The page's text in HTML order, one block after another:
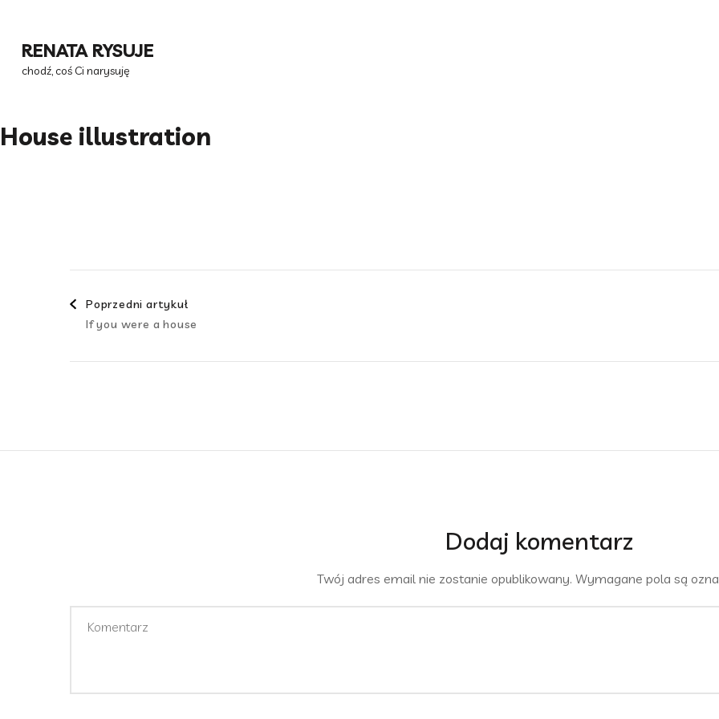
treści
Enter)
RENATA RYSUJE
chodź, coś Ci narysuję
House illustration
Nawigacja
Poprzedni artykuł
If you were a house
Dodaj komentarz
Twój adres email nie zostanie opublikowany. Wymagane pola są